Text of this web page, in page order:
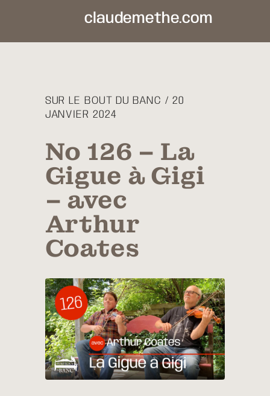
claudemethe.com
SUR LE BOUT DU BANC / 20
JANVIER 2024
No 126 – La
Gigue à Gigi
– avec
Arthur
Coates